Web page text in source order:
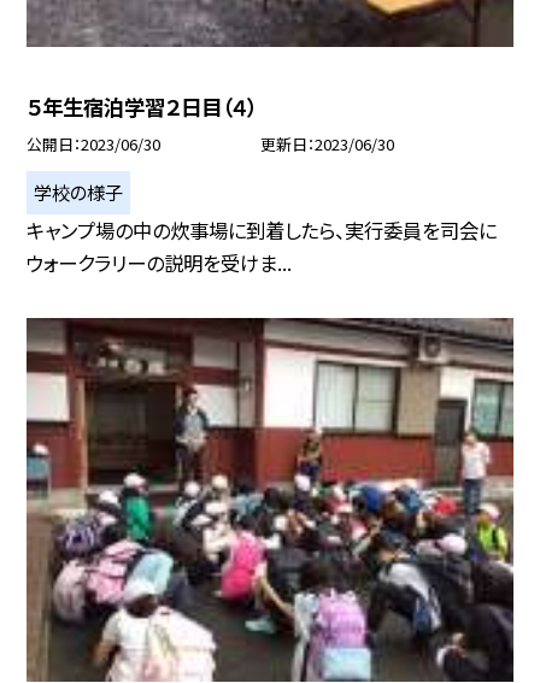
５年生宿泊学習２日目（４）
公開日 2023/06/30 更新日 2023/06/30
学校の様子
キャンプ場の中の炊事場に到着したら、実行委員を司会に
ウォークラリーの説明を受けま...